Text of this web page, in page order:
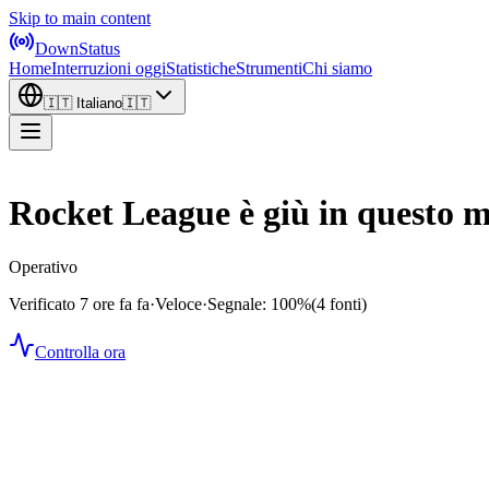
Skip to main content
DownStatus
HomeInterruzioni oggiStatisticheStrumentiChi siamo
🇮🇹 Italiano🇮🇹
Rocket League è giù in questo
Operativo
Verificato 7 ore fa fa·Veloce·Segnale: 100%(4 fonti)
Controlla ora